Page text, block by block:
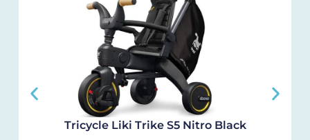
Tricycle Liki Trike S5 Nitro Black